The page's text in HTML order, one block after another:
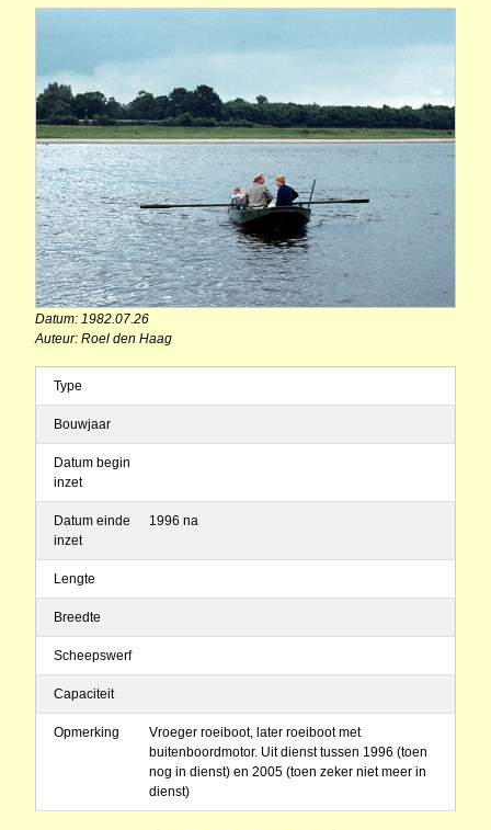
Datum: 1982.07.26
Auteur: Roel den Haag
Type
Bouwjaar
Datum begin
inzet
Datum einde
inzet
1996 na
Lengte
Breedte
Scheepswerf
Capaciteit
Opmerking
Vroeger roeiboot, later roeiboot met
buitenboordmotor. Uit dienst tussen 1996 (toen
nog in dienst) en 2005 (toen zeker niet meer in
dienst)